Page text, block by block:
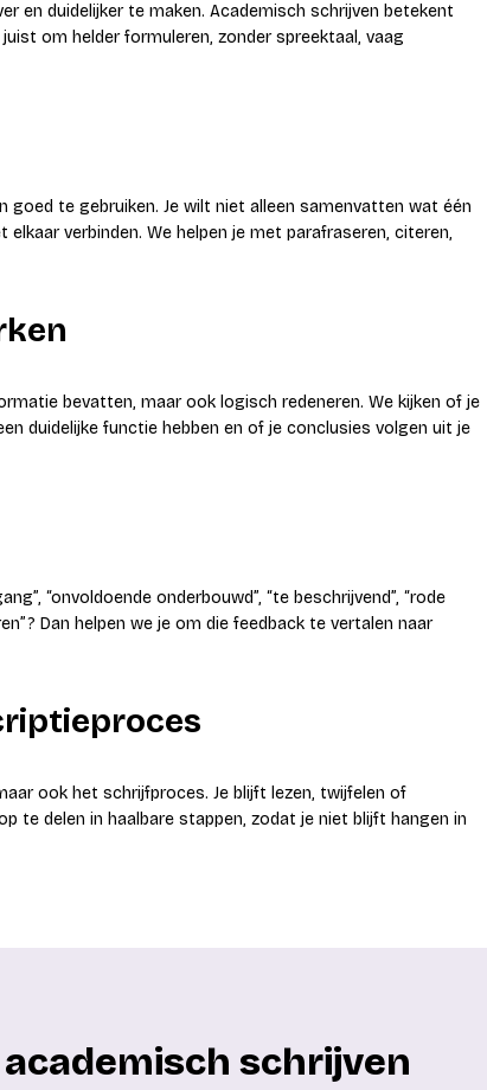
en duidelijker te maken. Academisch schrijven betekent
om helder formuleren, zonder spreektaal, vaag
goed te gebruiken. Je wilt niet alleen samenvatten wat één
verbinden. We helpen je met parafraseren, citeren,
bevatten, maar ook logisch redeneren. We kijken of je
duidelijke functie hebben en of je conclusies volgen uit je
“onvoldoende onderbouwd”, “te beschrijvend”, “rode
Dan helpen we je om die feedback te vertalen naar
ook het schrijfproces. Je blijft lezen, twijfelen of
te delen in haalbare stappen, zodat je niet blijft hangen in
schrijven